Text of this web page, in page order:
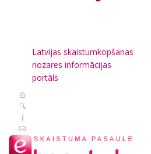
Latvijas skaistumkopšanas
nozares informācijas
portāls